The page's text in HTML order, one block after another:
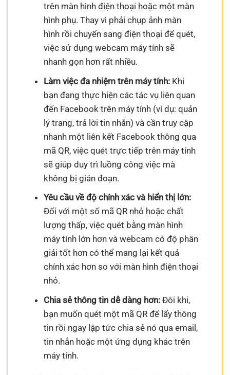
trên màn hình điện thoại hoặc một màn
hình phụ. Thay vì phải chụp ảnh màn
hình rồi chuyển sang điện thoại để quét,
việc sử dụng webcam máy tính sẽ
nhanh gọn hơn rất nhiều.
Làm việc đa nhiệm trên máy tính:Khi
bạn đang thực hiện các tác vụ liên quan
đến Facebook trên máy tính (ví dụ: quản
lý trang, trả lời tin nhắn) và cần truy cập
nhanh một liên kết Facebook thông qua
mã QR, việc quét trực tiếp trên máy tính
sẽ giúp duy trì luồng công việc mà
không bị gián đoạn.
Yêu cầu về độ chính xác và hiển thị lớn:
Đối với một số mã QR nhỏ hoặc chất
lượng thấp, việc quét bằng màn hình
máy tính lớn hơn và webcam có độ phân
giải tốt hơn có thể mang lại kết quả
chính xác hơn so với màn hình điện thoại
nhỏ.
Chia sẻ thông tin dễ dàng hơn:Đôi khi,
bạn muốn quét một mã QR để lấy thông
tin rồi ngay lập tức chia sẻ nó qua email,
tin nhắn hoặc một ứng dụng khác trên
máy tính.